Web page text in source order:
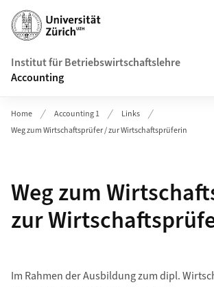
Header
Institut für Betriebswirtschaftslehre
Accounting
Home Accounting 1
Links
Weg zum Wirtschaftsprüfer / zur Wirtschaftsprüferin
Weg zum
zur
Im Rahmen der Ausbildung zum dipl.